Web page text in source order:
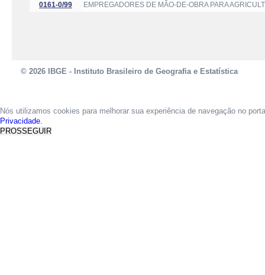
0161-0/99
EMPREGADORES DE MÃO-DE-OBRA PARA
© 2026 IBGE - Instituto Brasileiro de Geografia e Estatística
Nós utilizamos cookies para melhorar sua experiência de navegação no
Privacidade.
PROSSEGUIR